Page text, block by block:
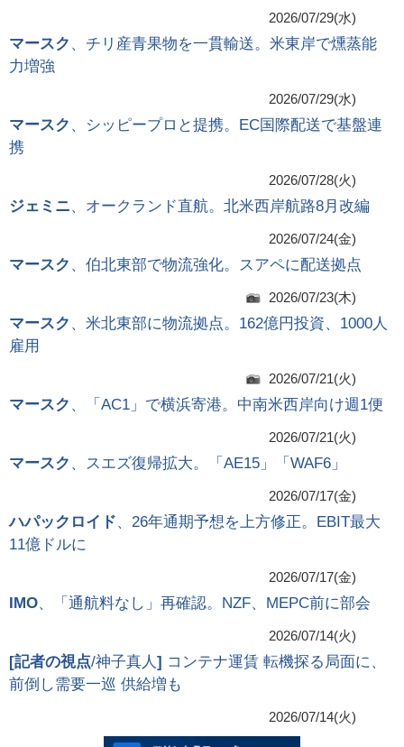
2026/07/29(水)
マースク 、チリ産青果物を一貫輸送。米東岸で燻蒸能
力増強
2026/07/29(水)
マースク 、シッピープロと提携。EC国際配送で基盤連
携
2026/07/28(火)
ジェミニ、オークランド直航。北米西岸航路8月改編
2026/07/24(金)
マースク 、伯北東部で物流強化。スアペに配送拠点
2026/07/23(木)
マースク 、米北東部に物流拠点。162億円投資、1000人
雇用
2026/07/21(火)
マースク 、「AC1」で横浜寄港。中南米西岸向け週1便
2026/07/21(火)
マースク 、スエズ復帰拡大。「AE15」「WAF6」
2026/07/17(金)
ハパックロイド、26年通期予想を上方修正。EBIT最大
11億ドルに
2026/07/17(金)
IMO、「通航料なし」再確認。NZF、MEPC前に部会
2026/07/14(火)
[記者の視点/神子真人 ] コンテナ運賃 転機探る局面に、
前倒し需要一巡 供給増も
2026/07/14(火)